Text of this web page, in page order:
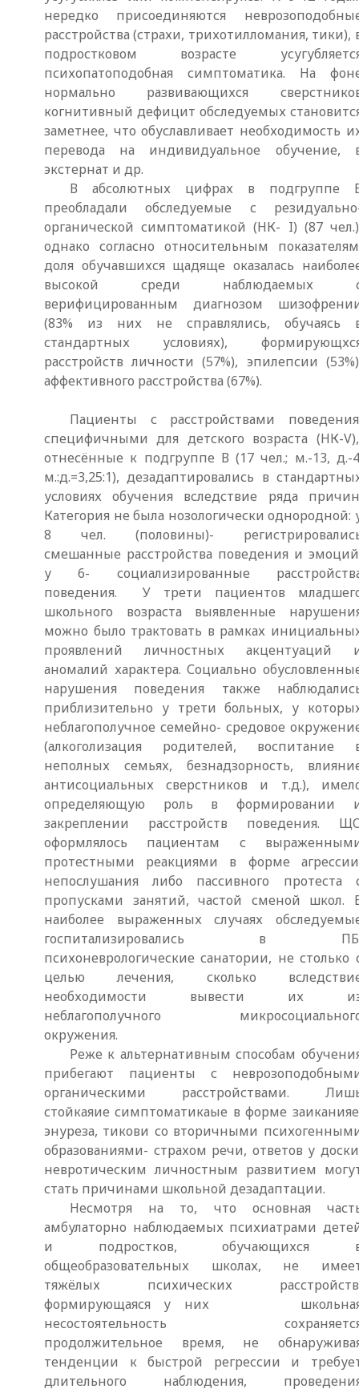
нередко присоединяются
расстройства (страхи, трихотилломания, тики),
подростковом возрасте
психопатоподобная симптоматика. На
нормально развивающихся
когнитивный дефицит обследуемых
заметнее, что обуславливает необходимость
перевода на индивидуальное обучение,
экстернат и др.
В абсолютных цифрах в подгруппе
преобладали обследуемые с
органической симптоматикой (НК- I) (87
однако согласно относительным
доля обучавшихся щадяще оказалась
высокой среди наблюдаемых
верифицированным диагнозом
(83% из них не справлялись, обучаясь
стандартных условиях),
расстройств личности (57%), эпилепсии
аффективного расстройства (67%).
Пациенты с расстройствами
специфичными для детского возраста (НК-
отнесённые к подгруппе В (17 чел.; м.-13, д.-
м.:д.=3,25:1), дезадаптировались в
условиях обучения вследствие ряда
Категория не была нозологически однородной:
8 чел. (половины)-
смешанные расстройства поведения и
у 6- социализированные
поведения. У трети пациентов
школьного возраста выявленные
можно было трактовать в рамках
проявлений личностных акцентуаций
аномалий характера. Социально
нарушения поведения также
приблизительно у трети больных, у
неблагополучное семейно- средовое
(алкоголизация родителей, воспитание
неполных семьях, безнадзорность,
антисоциальных сверстников и т.д.),
определяющую роль в формировании
закреплении расстройств поведения.
оформлялось пациентам с
протестными реакциями в форме
непослушания либо пассивного протеста
пропусками занятий, частой сменой школ.
наиболее выраженных случаях
госпитализировались в
психоневрологические санатории, не столько
целью лечения, сколько
необходимости вывести их
неблагополучного
окружения.
Реже к альтернативным способам
прибегают пациенты с
органическими расстройствами.
стойкаяие симптоматикаые в форме
энуреза, тикови со вторичными
образованиями- страхом речи, ответов у
невротическим личностным развитием
стать причинами школьной дезадаптации.
Несмотря на то, что основная
амбулаторно наблюдаемых психиатрами
и подростков, обучающихся
общеобразовательных школах, не
тяжёлых психических
формирующаяся у них
несостоятельность
продолжительное время, не
тенденции к быстрой регрессии и
длительного наблюдения,